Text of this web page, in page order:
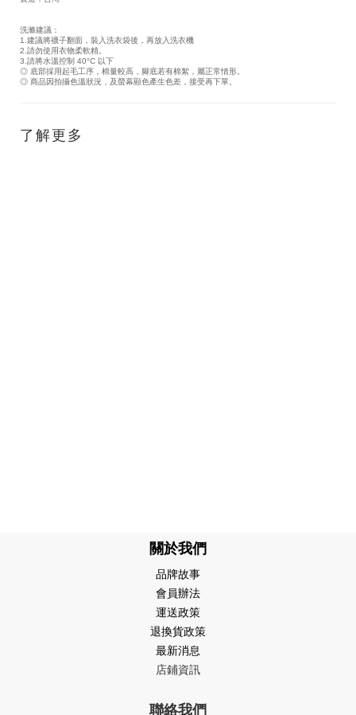
洗滌建議：
1.建議將襪子翻面，裝入洗衣袋後，再放入洗衣機
2.請勿使用衣物柔軟精。
3.請將水溫控制 40°C 以下
◎ 底部採用起毛工序，棉量較高，腳底若有棉絮，屬正常情形。
◎ 商品因拍攝色溫狀況，及螢幕顯色產生色差，接受再下單。
了解更多
關於我們
品牌故事
會員辦法
運送政策
退換貨政策
最新消息
店鋪資訊
聯絡我們